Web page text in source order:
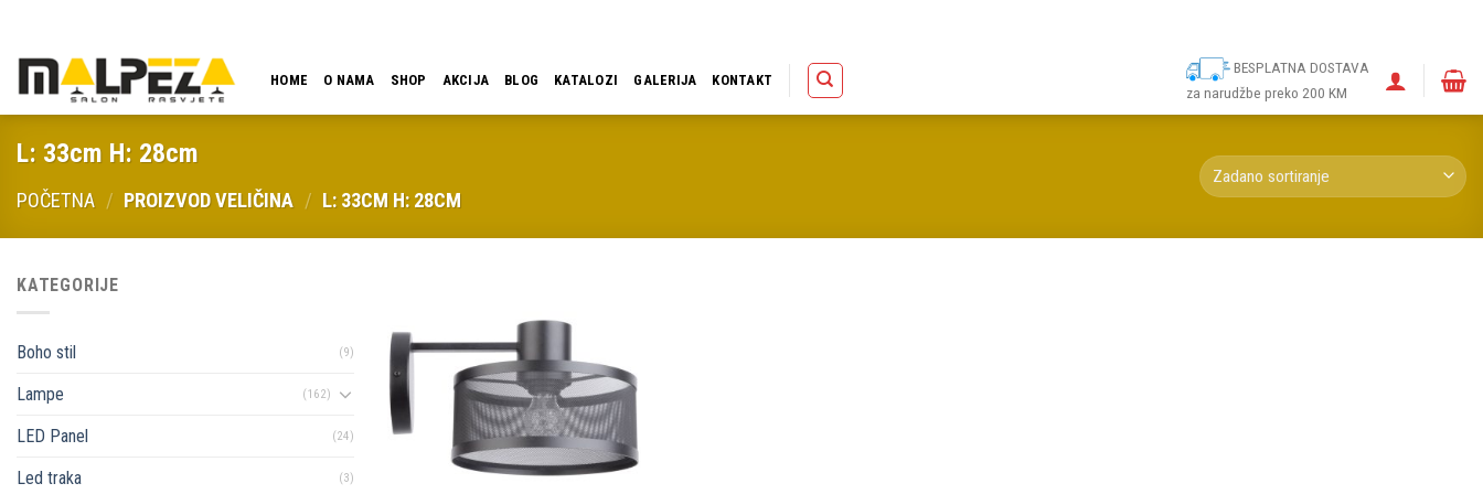
content
HOME O NAMA SHOP AKCIJA BLOG KATALOZI GALERIJA KONTAKT
BESPLATNA DOSTAVA
za narudžbe preko 200 KM
L: 33cm H: 28cm
POČETNA / PROIZVOD VELIČINA / L: 33CM H: 28CM
KATEGORIJE
Boho stil (9)
Lampe (162)
LED Panel (24)
Led traka (3)
Dodaj u
omiljene